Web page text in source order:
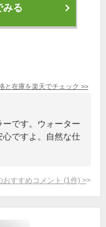
みる
と在庫を楽天でチェック >>
です。ウォーター
心ですよ。自然な仕
おすすめコメント (1 件) >